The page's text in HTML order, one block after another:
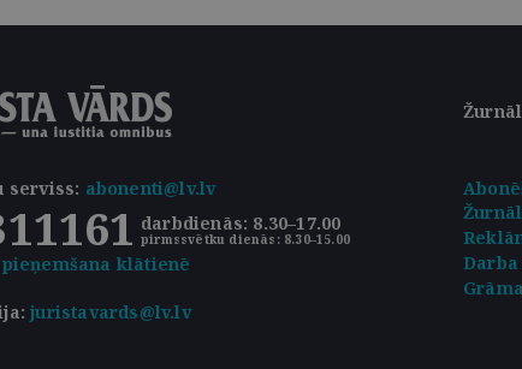
serviss: abonenti@lv.lv
darbdienās: 8.30–17.00
pirmssvētku dienās: 8.30–15.00
klātienē
juristavards@lv.lv